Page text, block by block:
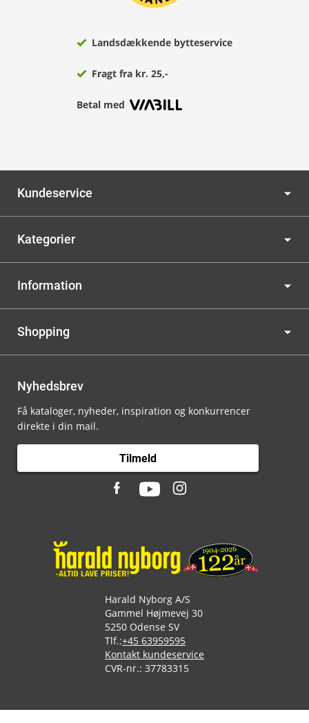
Landsdækkende bytteservice
Fragt fra kr. 25,-
Betal med
Kundeservice
Kategorier
Information
Shopping
Nyhedsbrev
Få kataloger, nyheder, inspiration og konkurrencer
direkte i din mail.
Tilmeld
Harald Nyborg A/S
Gammel Højmevej 30
5250 Odense SV
Tlf.:+45 63959595
Kontakt kundeservice
CVR-nr.: 37783315